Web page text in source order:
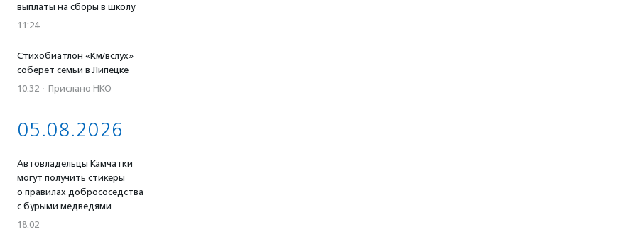
выплаты на сборы в школу
11:24
Стихобиатлон «Км/вслух»
соберет семьи в Липецке
10:32 · Прислано НКО
05.08.2026
Автовладельцы Камчатки
могут получить стикеры
о правилах добрососедства
с бурыми медведями
18:02